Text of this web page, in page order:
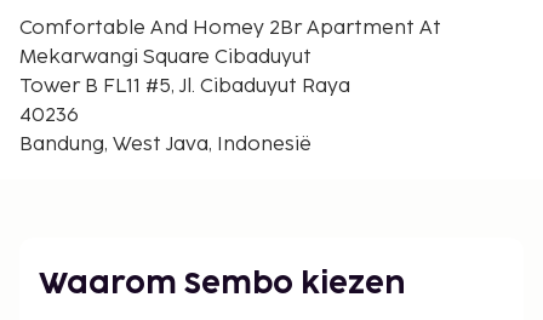
Dit appartement biedt aparte rookruimtes.
De volgende kosten dienen bij de accommodatie te
worden betaald. De kosten kunnen inclusief
Comfortable And Homey 2Br Apartment At
Mekarwangi Square Cibaduyut
Tower B FL11 #5, Jl. Cibaduyut Raya
40236
Bandung, West Java, Indonesië
Waarom Sembo kiezen